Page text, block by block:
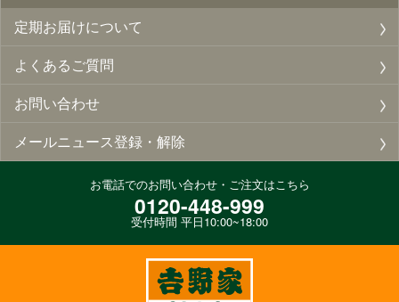
定期お届けについて
よくあるご質問
お問い合わせ
メールニュース登録・解除
お電話でのお問い合わせ・ご注文はこちら
0120-448-999
受付時間 平日10:00~18:00